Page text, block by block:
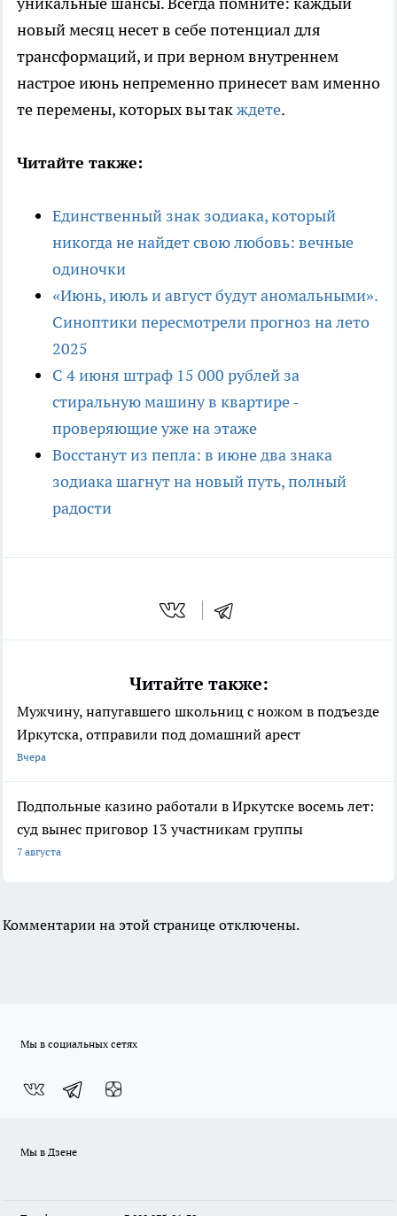
новый месяц несет в себе потенциал для
трансформаций, и при верном внутреннем
настрое июнь непременно принесет вам именно
те перемены, которых вы такждете.
Читайте также:
Единственный знак зодиака, который
никогда не найдет свою любовь: вечные
одиночки
«Июнь, июль и август будут аномальными».
Синоптики пересмотрели прогноз на лето
2025
С 4 июня штраф 15 000 рублей за
стиральную машину в квартире -
проверяющие уже на этаже
Восстанут из пепла: в июне два знака
зодиака шагнут на новый путь, полный
радости
Читайте также:
Мужчину, напугавшего школьниц с ножом в подъезде
Иркутска, отправили под домашний арест
Вчера
Подпольные казино работали в Иркутске восемь лет:
суд вынес приговор 13 участникам группы
7 августа
Комментарии на этой странице отключены.
Мы в социальных сетях
Мы в Дзене